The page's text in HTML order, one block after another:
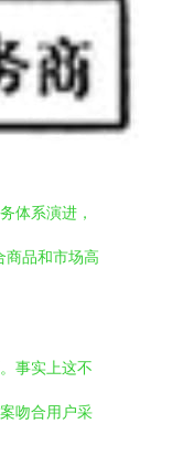
体系演进，
商品和市场高
事实上这不
吻合用户采